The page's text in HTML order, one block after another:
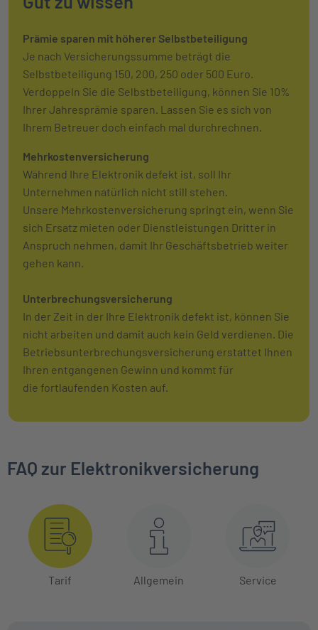
Prämie sparen mit höherer Selbstbeteiligung
Je nach Versicherungssumme beträgt die
Selbstbeteiligung 150, 200, 250 oder 500 Euro.
Verdoppeln Sie die Selbstbeteiligung, können Sie 10%
Ihrer Jahresprämie sparen. Lassen Sie es sich von
Ihrem Betreuer doch einfach mal durchrechnen.
Mehrkostenversicherung
Während Ihre Elektronik defekt ist, soll Ihr
Unternehmen natürlich nicht still stehen.
Unsere Mehrkostenversicherung springt ein, wenn Sie
sich Ersatz mieten oder Dienstleistungen Dritter in
Anspruch nehmen, damit Ihr Geschäftsbetrieb weiter
gehen kann.
Unterbrechungsversicherung
In der Zeit in der Ihre Elektronik defekt ist, können Sie
nicht arbeiten und damit auch kein Geld verdienen. Die
Betriebsunterbrechungsversicherung erstattet Ihnen
Ihren entgangenen Gewinn und kommt für
die fortlaufenden Kosten auf.
FAQ zur Elektronikversicherung
Tarif Allgemein Service